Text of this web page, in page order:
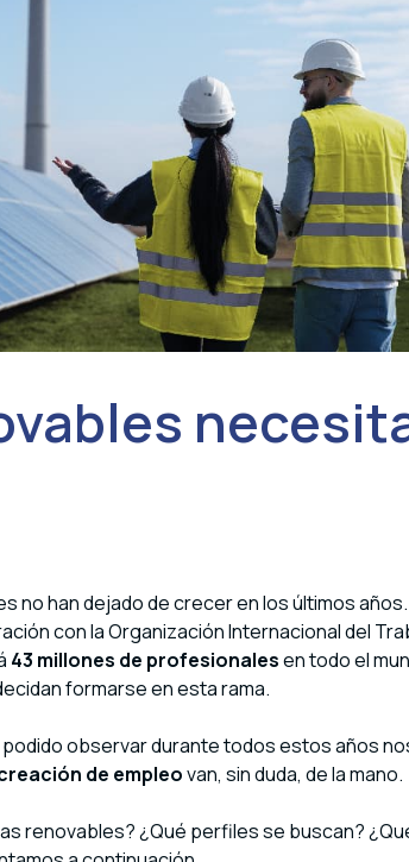
han dejado de crecer en los últimos
con la Organización Internacional del
43 millones de profesionalesen todo el
formarse en esta rama.
observar durante todos estos años
de empleovan, sin duda, de la mano.
renovables? ¿Qué perfiles se buscan?